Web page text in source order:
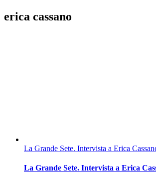
erica cassano
La Grande Sete. Intervista a Erica
La Grande Sete. Intervista a Erica